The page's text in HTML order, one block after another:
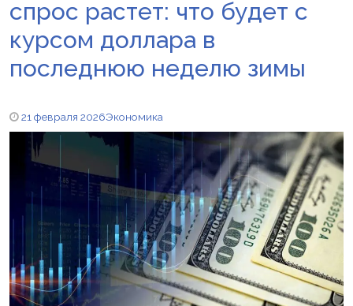
спрос растет: что будет с
курсом доллара в
последнюю неделю зимы
21 февраля 2026Экономика